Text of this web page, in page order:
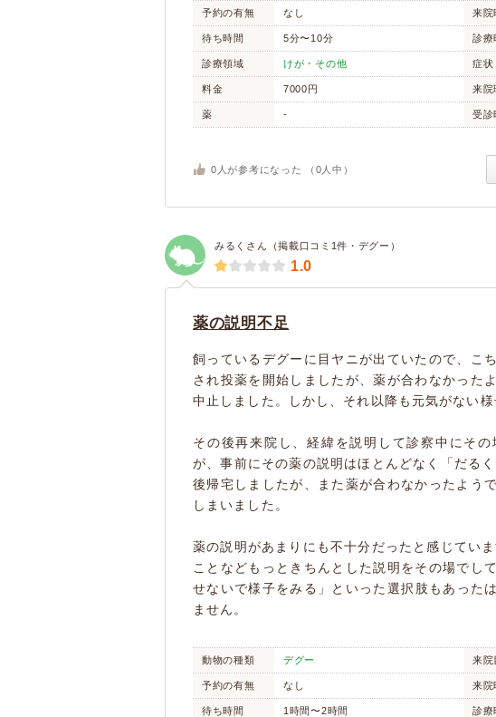
予約の有無 なし 来院
待ち時間 5分〜10分 診療
診療領域 けが・その他 症状
料金 7000円 来院
薬 - 受診
0 人が参考になった （ 0 人中）
みるくさん（掲載口コミ1件・デグー）
1.0
薬の説明不足
飼っているデグーに目ヤニが出ていたので、こ
され投薬を開始しましたが、薬が合わなかった
中止しました。しかし、それ以降も元気がない様
その後再来院し、経緯を説明して診察中にそ
が、事前にその薬の説明はほとんどなく「だる
後帰宅しましたが、また薬が合わなかったよう
しまいました。
薬の説明があまりにも不十分だったと感じてい
ことなどもっときちんとした説明をその場でし
せないで様子をみる」といった選択肢もあっ
ません。
動物の種類 デグー 来院
予約の有無 なし 来院
待ち時間 1時間〜2時間 診療